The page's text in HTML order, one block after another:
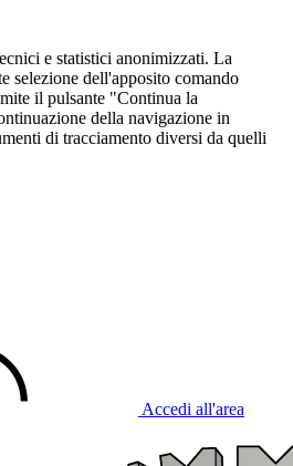
e statistici anonimizzati. La
selezione dell'apposito comando
il pulsante "Continua la
della navigazione in
di tracciamento diversi da quelli
Accedi all'area